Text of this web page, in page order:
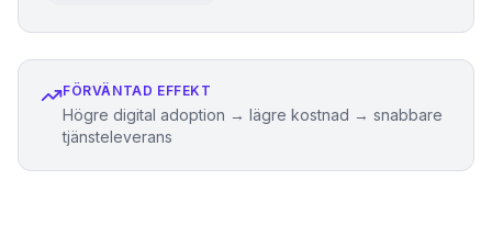
FÖRVÄNTAD EFFEKT
Högre digital adoption → lägre kostnad → snabbare
tjänsteleverans